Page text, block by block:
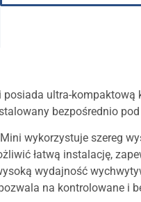
ultra-
bezpośrednio
wykorzystuje szereg
łatwą instalację,
wydajność
na kontrolowane i